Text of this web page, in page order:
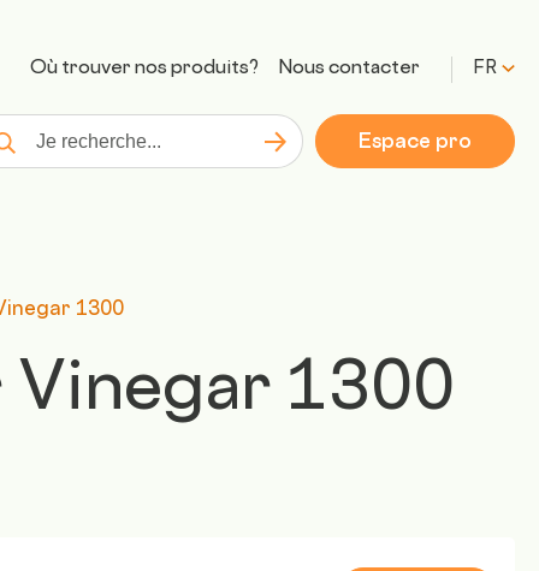
Où trouver nos produits? Nous contacter FR
Lancer la rechercheEspace pro
1300
1300